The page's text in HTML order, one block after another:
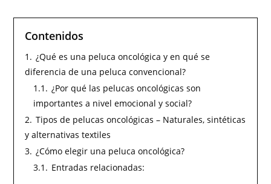
Contenidos
1. ¿Qué es una peluca oncológica y en qué se
diferencia de una peluca convencional?
1.1. ¿Por qué las pelucas oncológicas son
importantes a nivel emocional y social?
2. Tipos de pelucas oncológicas – Naturales, sintéticas
y alternativas textiles
3. ¿Cómo elegir una peluca oncológica?
3.1. Entradas relacionadas: